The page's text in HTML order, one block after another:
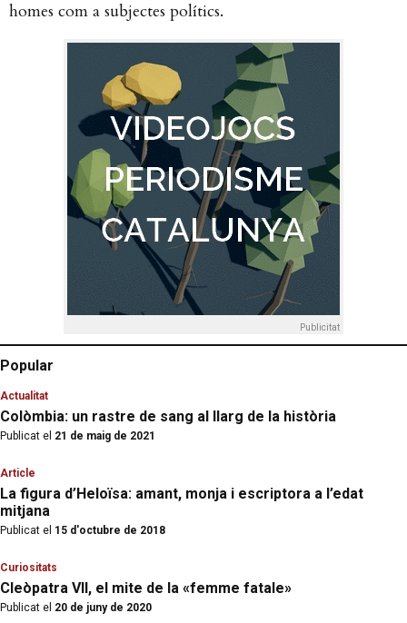
homes com a subjectes polítics.
Publicitat
Popular
Actualitat
Colòmbia: un rastre de sang al llarg de la història
Publicat el 21 de maig de 2021
Article
La figura d’Heloïsa: amant, monja i escriptora a l’edat
mitjana
Publicat el 15 d'octubre de 2018
Curiositats
Cleòpatra VII, el mite de la «femme fatale»
Publicat el 20 de juny de 2020